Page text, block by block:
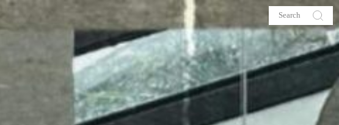
amazon shop
About me
Galehia
Voilà Beauté